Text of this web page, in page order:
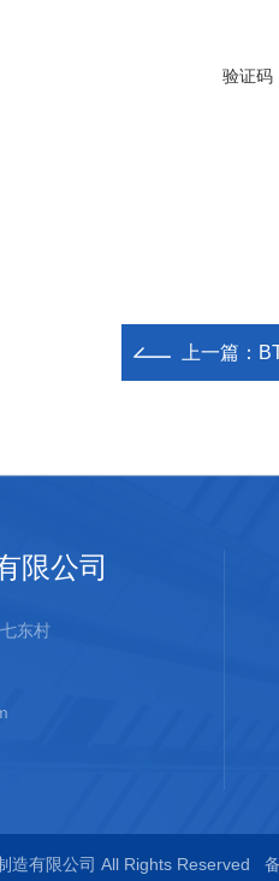
验证码
上一篇：
限公司
东村
造有限公司 All Rights Reserved